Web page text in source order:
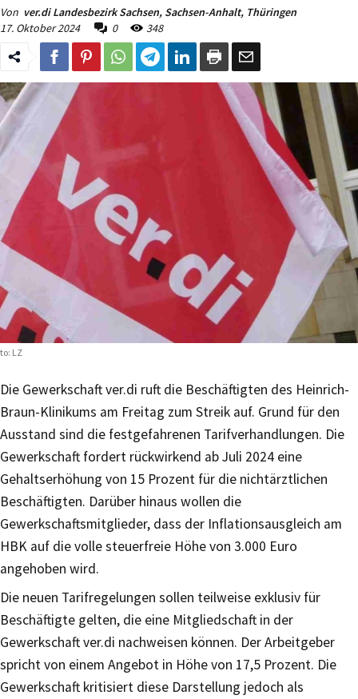
Von ver.di Landesbezirk Sachsen, Sachsen-Anhalt, Thüringen
17. Oktober 2024
0 348
LZ
Die Gewerkschaft ver.di ruft die Beschäftigten des Heinrich-
Braun-Klinikums am Freitag zum Streik auf. Grund für den
Ausstand sind die festgefahrenen Tarifverhandlungen. Die
Gewerkschaft fordert rückwirkend ab Juli 2024 eine
Gehaltserhöhung von 15 Prozent für die nichtärztlichen
Beschäftigten. Darüber hinaus wollen die
Gewerkschaftsmitglieder, dass der Inflationsausgleich am
HBK auf die volle steuerfreie Höhe von 3.000 Euro
angehoben wird.
Die neuen Tarifregelungen sollen teilweise exklusiv für
Beschäftigte gelten, die eine Mitgliedschaft in der
Gewerkschaft ver.di nachweisen können. Der Arbeitgeber
spricht von einem Angebot in Höhe von 17,5 Prozent. Die
Gewerkschaft kritisiert diese Darstellung jedoch als